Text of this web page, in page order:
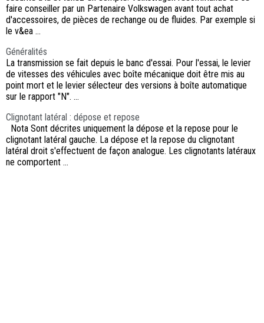
faire conseiller par un Partenaire Volkswagen avant tout achat
d'accessoires, de pièces de rechange ou de fluides. Par exemple si
le v&ea ...
Généralités
La transmission se fait depuis le banc d'essai. Pour l'essai, le levier
de vitesses des véhicules avec boîte mécanique doit être mis au
point mort et le levier sélecteur des versions à boîte automatique
sur le rapport "N". ...
Clignotant latéral : dépose et repose
Nota Sont décrites uniquement la dépose et la repose pour le
clignotant latéral gauche. La dépose et la repose du clignotant
latéral droit s'effectuent de façon analogue. Les clignotants latéraux
ne comportent ...